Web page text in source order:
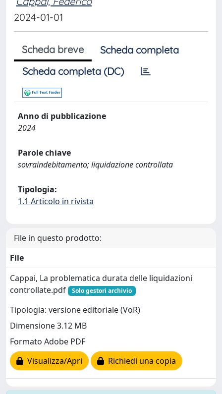
2024-01-01
Scheda breve
Scheda completa
Scheda completa (DC)
Anno di pubblicazione
2024
Parole chiave
sovraindebitamento; liquidazione controllata
Tipologia:
1.1 Articolo in rivista
File in questo prodotto:
File
Cappai, La problematica durata delle liquidazioni
controllate.pdf
Solo gestori archivio
Tipologia: versione editoriale (VoR)
Dimensione 3.12 MB
Formato Adobe PDF
Visualizza/Apri
Richiedi una copia